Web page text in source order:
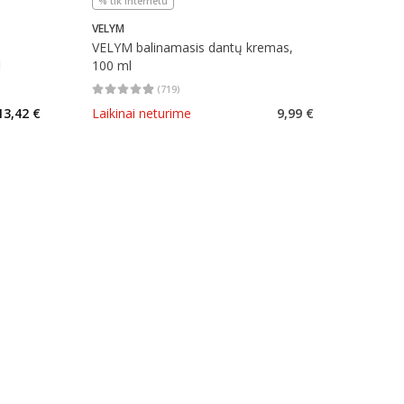
nuolaida
€
VELYM
VELYM balinamasis dantų kremas,
100 ml
(719)
Vidutinis įvertinimas 4.92
Laikinai neturime 9,99 €